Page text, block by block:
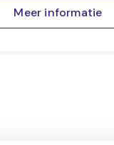
Meer informatie